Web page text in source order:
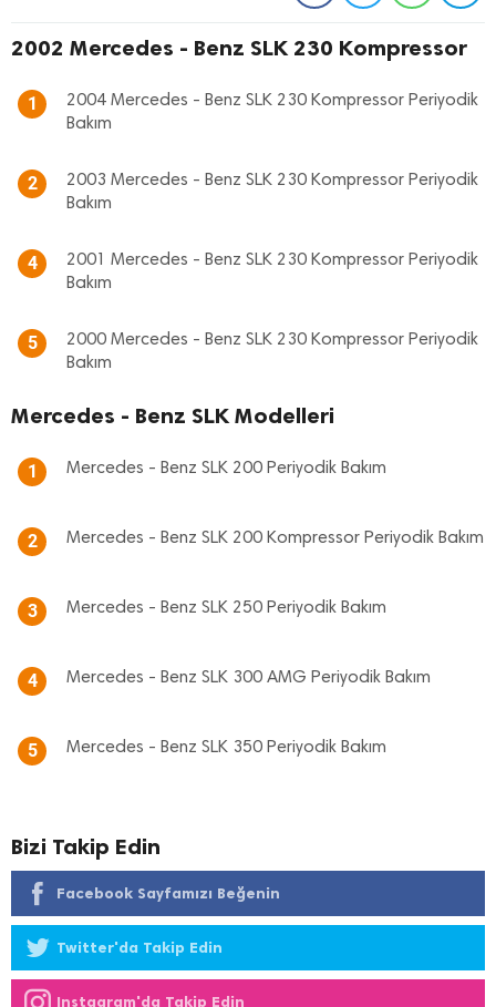
2002 Mercedes - Benz SLK 230 Kompressor
1
2004 Mercedes - Benz SLK 230 Kompressor Periyodik
Bakım
2
2003 Mercedes - Benz SLK 230 Kompressor Periyodik
Bakım
4
2001 Mercedes - Benz SLK 230 Kompressor Periyodik
Bakım
5
2000 Mercedes - Benz SLK 230 Kompressor Periyodik
Bakım
Mercedes - Benz SLK Modelleri
1 Mercedes - Benz SLK 200 Periyodik Bakım
2 Mercedes - Benz SLK 200 Kompressor Periyodik Bakım
3 Mercedes - Benz SLK 250 Periyodik Bakım
4 Mercedes - Benz SLK 300 AMG Periyodik Bakım
5 Mercedes - Benz SLK 350 Periyodik Bakım
Bizi Takip Edin
Facebook Sayfamızı Beğenin
Twitter'da Takip Edin
Instagram'da Takip Edin